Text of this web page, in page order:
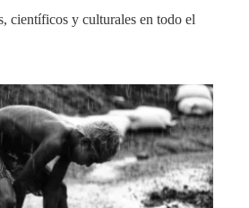
científicos y culturales en todo el